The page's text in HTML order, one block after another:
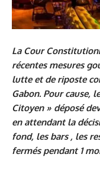
La Cour
récentes mesures
lutte et de riposte
Gabon. Pour cause,
Citoyen » déposé
en attendant la
fond, les bars , les
fermés pendant 1